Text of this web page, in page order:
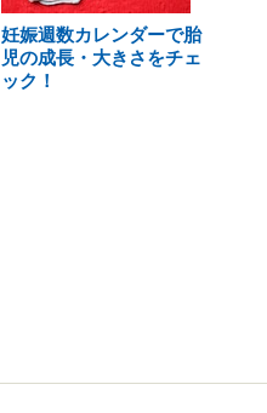
妊娠週数カレンダーで胎
児の成長・大きさをチェ
ック！